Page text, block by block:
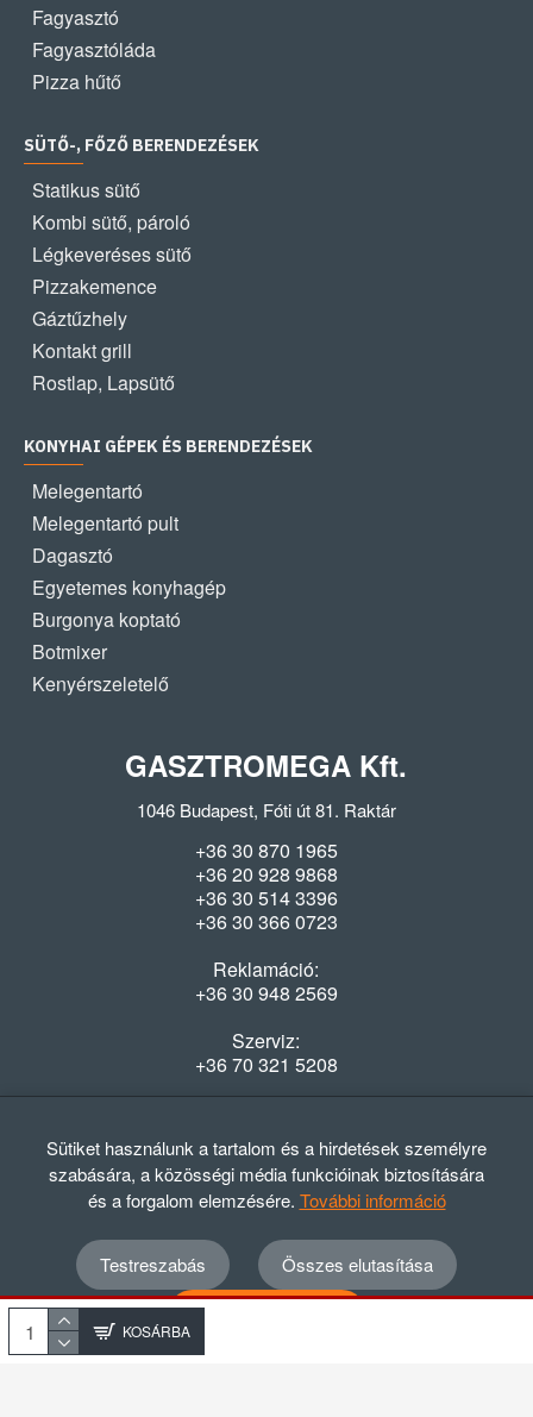
KOSÁRBA
Fagyasztó
Fagyasztóláda
Pizza hűtő
SÜTŐ-, FŐZŐ BERENDEZÉSEK
Statikus sütő
Kombi sütő, pároló
Légkeveréses sütő
Pizzakemence
Gáztűzhely
Kontakt grill
Rostlap, Lapsütő
KONYHAI GÉPEK ÉS BERENDEZÉSEK
Melegentartó
Melegentartó pult
Dagasztó
Egyetemes konyhagép
Burgonya koptató
Botmixer
Kenyérszeletelő
GASZTROMEGA Kft.
1046 Budapest, Fóti út 81. Raktár
+36 30 870 1965
+36 20 928 9868
+36 30 514 3396
+36 30 366 0723
Reklamáció:
+36 30 948 2569
Szerviz:
+36 70 321 5208
Hétfő-Péntek: 08:00-16:30
© 2012 - 2024 GASZTRΩMEGA Kft.
Adatvédelmi szabályzat
ÁSZF
Elállási nyilatkozat
Sütiket használunk a tartalom és a hirdetések személyre
szabására, a közösségi média funkcióinak biztosítására
és a forgalom elemzésére. További információ
Testreszabás
Összes elutasítása
Összes elfogadása